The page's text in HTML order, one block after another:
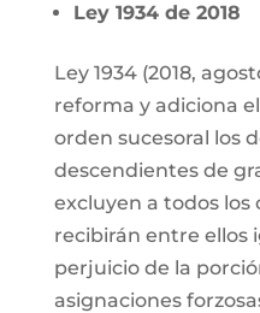
Ley 1934 de 2018
Ley 1934 (2018,
reforma y adiciona
orden sucesoral los
descendientes de
excluyen a todos los
recibirán entre ellos
perjuicio de la
asignaciones